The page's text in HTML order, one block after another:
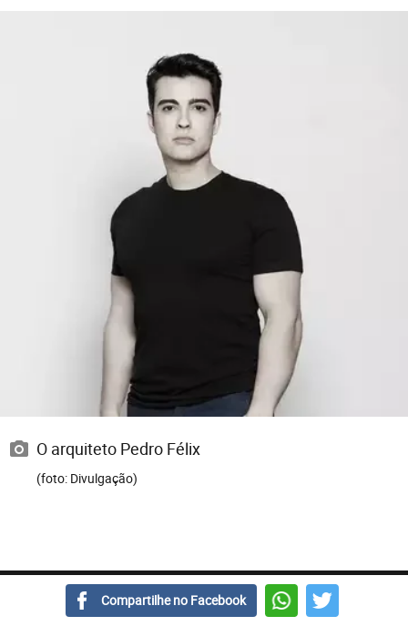
O arquiteto Pedro Félix
(foto: Divulgação)
Compartilhe no Facebook